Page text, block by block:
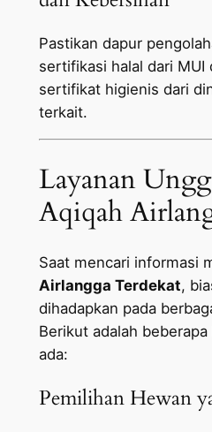
Pastikan dapur
sertifikasi halal dari MUI
sertifikat higienis dari
terkait.
Layanan
Aqiqah
Saat mencari informasi
Airlangga Terdekat,
dihadapkan pada
Berikut adalah
ada:
Pemilihan Hewan